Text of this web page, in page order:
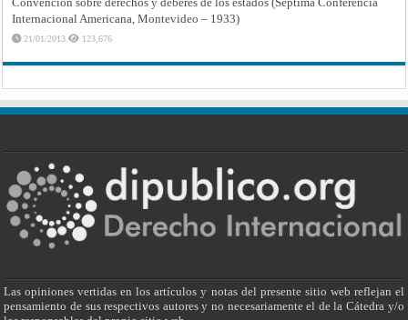
Internacional Americana, Montevideo – 1933)
21/01/2013 123,676
Las opiniones vertidas en los artículos y notas del presente sitio web reflejan el
pensamiento de sus respectivos autores y no necesariamente el de la Cátedra y/o